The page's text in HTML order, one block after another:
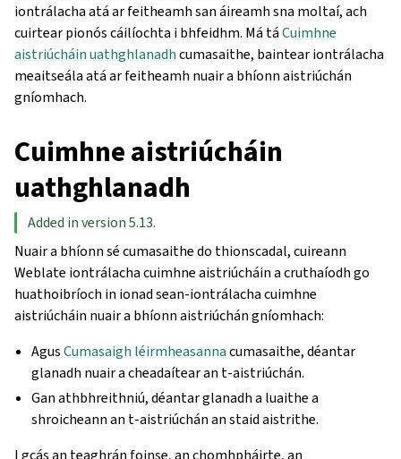
iontrálacha atá ar feitheamh san áireamh sna moltaí, ach
cuirtear pionós cáilíochta i bhfeidhm. Má táCuimhne
aistriúcháin uathghlanadhcumasaithe, baintear iontrálacha
meaitseála atá ar feitheamh nuair a bhíonn aistriúchán
gníomhach.
Cuimhne aistriúcháin
uathghlanadh
Added in version 5.13.
Nuair a bhíonn sé cumasaithe do thionscadal, cuireann
Weblate iontrálacha cuimhne aistriúcháin a cruthaíodh go
huathoibríoch in ionad sean-iontrálacha cuimhne
aistriúcháin nuair a bhíonn aistriúchán gníomhach:
AgusCumasaigh léirmheasannacumasaithe, déantar
glanadh nuair a cheadaítear an t-aistriúchán.
Gan athbhreithniú, déantar glanadh a luaithe a
shroicheann an t-aistriúchán an staid aistrithe.
I gcás an teaghrán foinse, an chomhpháirte, an